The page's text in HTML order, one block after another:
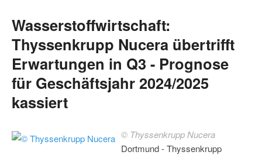
Wasserstoffwirtschaft:
Thyssenkrupp Nucera übertrifft
Erwartungen in Q3 - Prognose
für Geschäftsjahr 2024/2025
kassiert
© Thyssenkrupp Nucera
Dortmund - Thyssenkrupp